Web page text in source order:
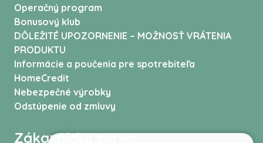
Operačný program
Bonusový klub
DÔLEŽITÉ UPOZORNENIE – MOŽNOSŤ VRÁTENIA
PRODUKTU
Informácie a poučenia pre spotrebiteľa
HomeCredit
Nebezpečné výrobky
Odstúpenie od zmluvy
Zákaznícky servis